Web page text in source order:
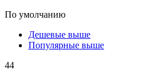
По умолчанию
Дешевые выше
Популярные выше
44